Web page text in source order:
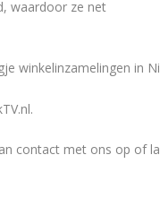
waardoor ze net
winkelinzamelingen in
contact met ons op of